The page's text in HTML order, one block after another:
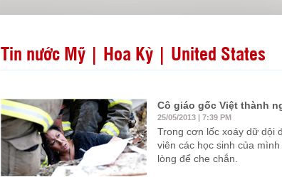
Tin nước Mỹ | Hoa Kỳ | United States
Cô giáo gốc Việt thành
25/05/2013 | 7:39 PM
Trong cơn lốc xoáy dữ dội
viên các học sinh của
lòng để che chắn.